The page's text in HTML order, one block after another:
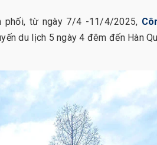
phối, từ ngày 7/4 -11/4/2025,
du lịch 5 ngày 4 đêm đến Hàn